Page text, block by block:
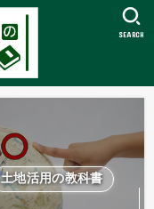
SEARCH
土地活用の教科書